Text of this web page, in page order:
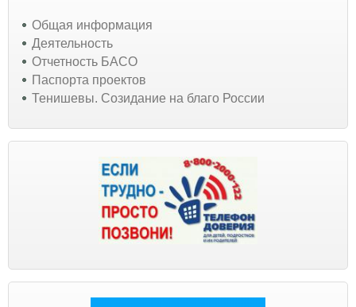
Общая информация
Деятельность
Отчетность БАСО
Паспорта проектов
Тенишевы. Созидание на благо России